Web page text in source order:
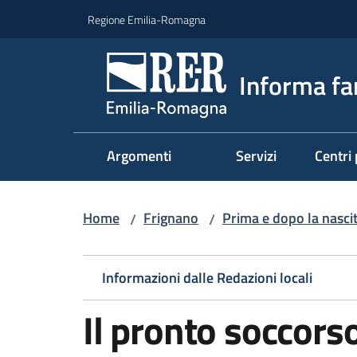
Regione Emilia-Romagna
Informa
Argomenti Servizi Centri
Home / Frignano / Prima e dopo la
Informazioni dalle Redazioni locali
Il pronto